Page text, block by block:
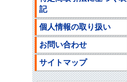
記
個人情報の取り扱い
お問い合わせ
サイトマップ